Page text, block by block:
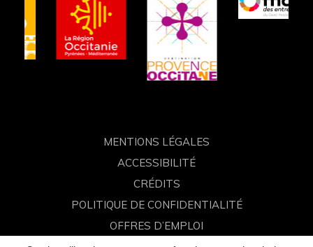
compte
Facebook
compte
Instagram
compte
Linkedin
chaîne
MENTIONS LÉGALES
ACCESSIBILITÉ
CRÉDITS
POLITIQUE DE CONFIDENTIALITÉ
OFFRES D’EMPLOI